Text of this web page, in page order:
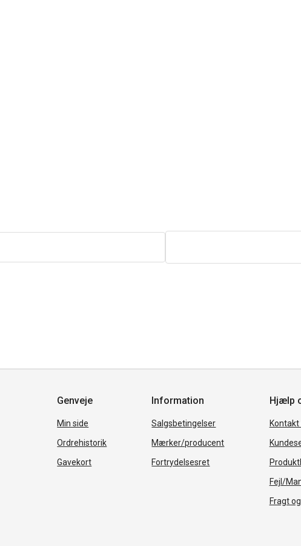
Genveje
Min side
Ordrehistorik
Gavekort
Information
Salgsbetingelser
Mærker/producent
Fortrydelsesret
Hjælp
Kontakt
Fejl/
Fragt